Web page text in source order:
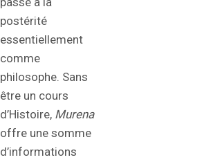
postérité
essentiellement
comme
philosophe. Sans
être un cours
d’Histoire, Murena
offre une somme
d’informations